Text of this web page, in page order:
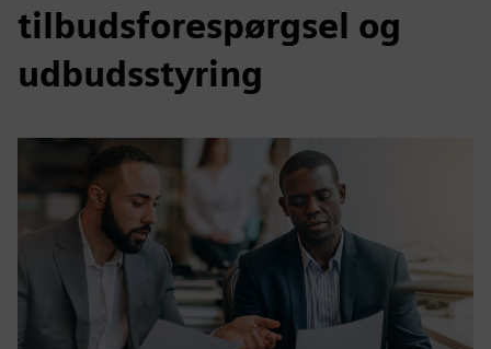
tilbudsforespørgsel og
udbudsstyring